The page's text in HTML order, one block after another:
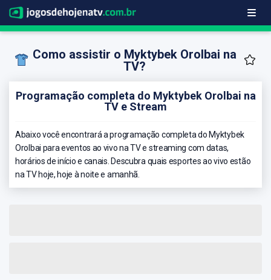
Como assistir o Myktybek Orolbai na
TV?
Programação completa do Myktybek Orolbai na
TV e Stream
Abaixo você encontrará a programação completa do Myktybek
Orolbai para eventos ao vivo na TV e streaming com datas,
horários de início e canais. Descubra quais esportes ao vivo estão
na TV hoje, hoje à noite e amanhã.